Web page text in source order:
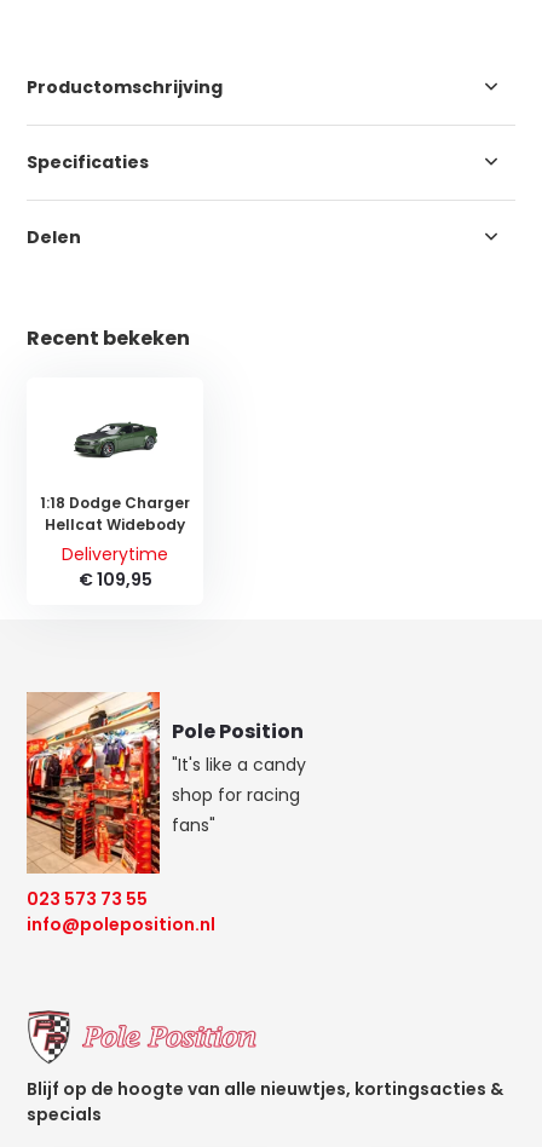
Productomschrijving
Specificaties
Delen
Recent bekeken
1:18 Dodge Charger
Hellcat Widebody
Deliverytime
€ 109,95
Pole Position
"It's like a candy
shop for racing
fans"
023 573 73 55
info@poleposition.nl
Blijf op de hoogte van alle nieuwtjes, kortingsacties &
specials